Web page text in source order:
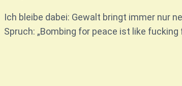
Ich bleibe dabei: Gewalt bringt immer nur
Spruch: „Bombing for peace ist like fucking